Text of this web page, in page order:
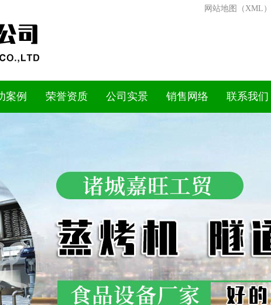
网站地图（XML）
案例 荣誉资质 公司实景 销售网络 联系我们